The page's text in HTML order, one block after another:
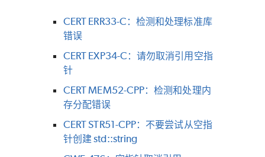
CERT ERR33-C：检测和处理标准库
错误
CERT EXP34-C：请勿取消引用空指
针
CERT MEM52-CPP：检测和处理内
存分配错误
CERT STR51-CPP：不要尝试从空指
针创建 std::string